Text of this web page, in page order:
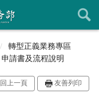
轉型正義業務專區
申請書及流程說明
回上一頁 友善列印